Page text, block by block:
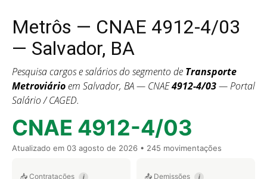
Metrôs — CNAE 4912-4/03
— Salvador, BA
Pesquisa cargos e salários do segmento de Transporte
Metroviárioem Salvador, BA — CNAE4912-4/03— Portal
Salário / CAGED.
CNAE 4912-4/03
Atualizado em 03 agosto de 2026 • 245 movimentações
📥 Contratações i 📤 Demissões i